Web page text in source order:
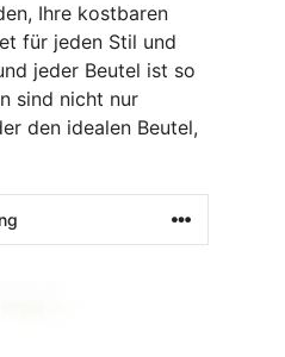
Ihre kostbaren
für jeden Stil und
jeder Beutel ist so
sind nicht nur
den idealen Beutel,